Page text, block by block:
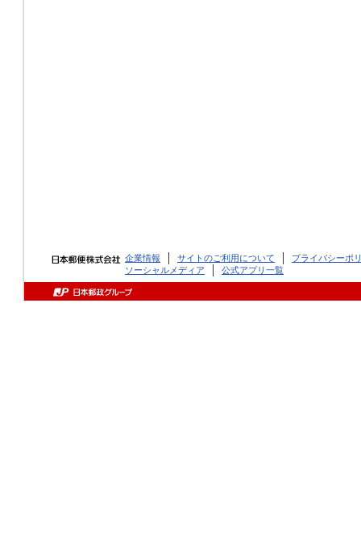
企業情報 サイトのご利用について
プライバシーポ
ソーシャルメディア
公式アプリ一覧